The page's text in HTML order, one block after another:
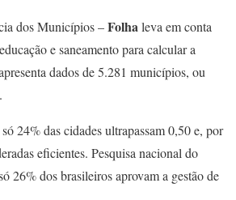
dos Municípios –Folhaleva em conta
e saneamento para calcular a
dados de 5.281 municípios, ou
24% das cidades ultrapassam 0,50 e, por
eficientes. Pesquisa nacional do
26% dos brasileiros aprovam a gestão de